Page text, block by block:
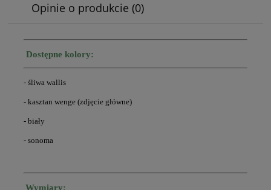
Opinie o produkcie (0)
Dostępne kolory:
- śliwa wallis
- kasztan wenge (zdjęcie główne)
- biały
- sonoma
Wymiary: